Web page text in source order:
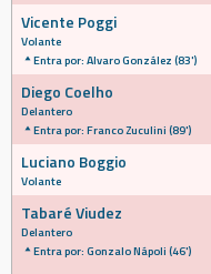
Vicente Poggi
Volante
Entra por: Alvaro González (83')
Diego Coelho
Delantero
Entra por: Franco Zuculini (89')
Luciano Boggio
Volante
Tabaré Viudez
Delantero
Entra por: Gonzalo Nápoli (46')